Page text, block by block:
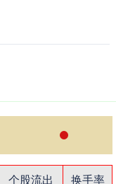
个股流出 换手率